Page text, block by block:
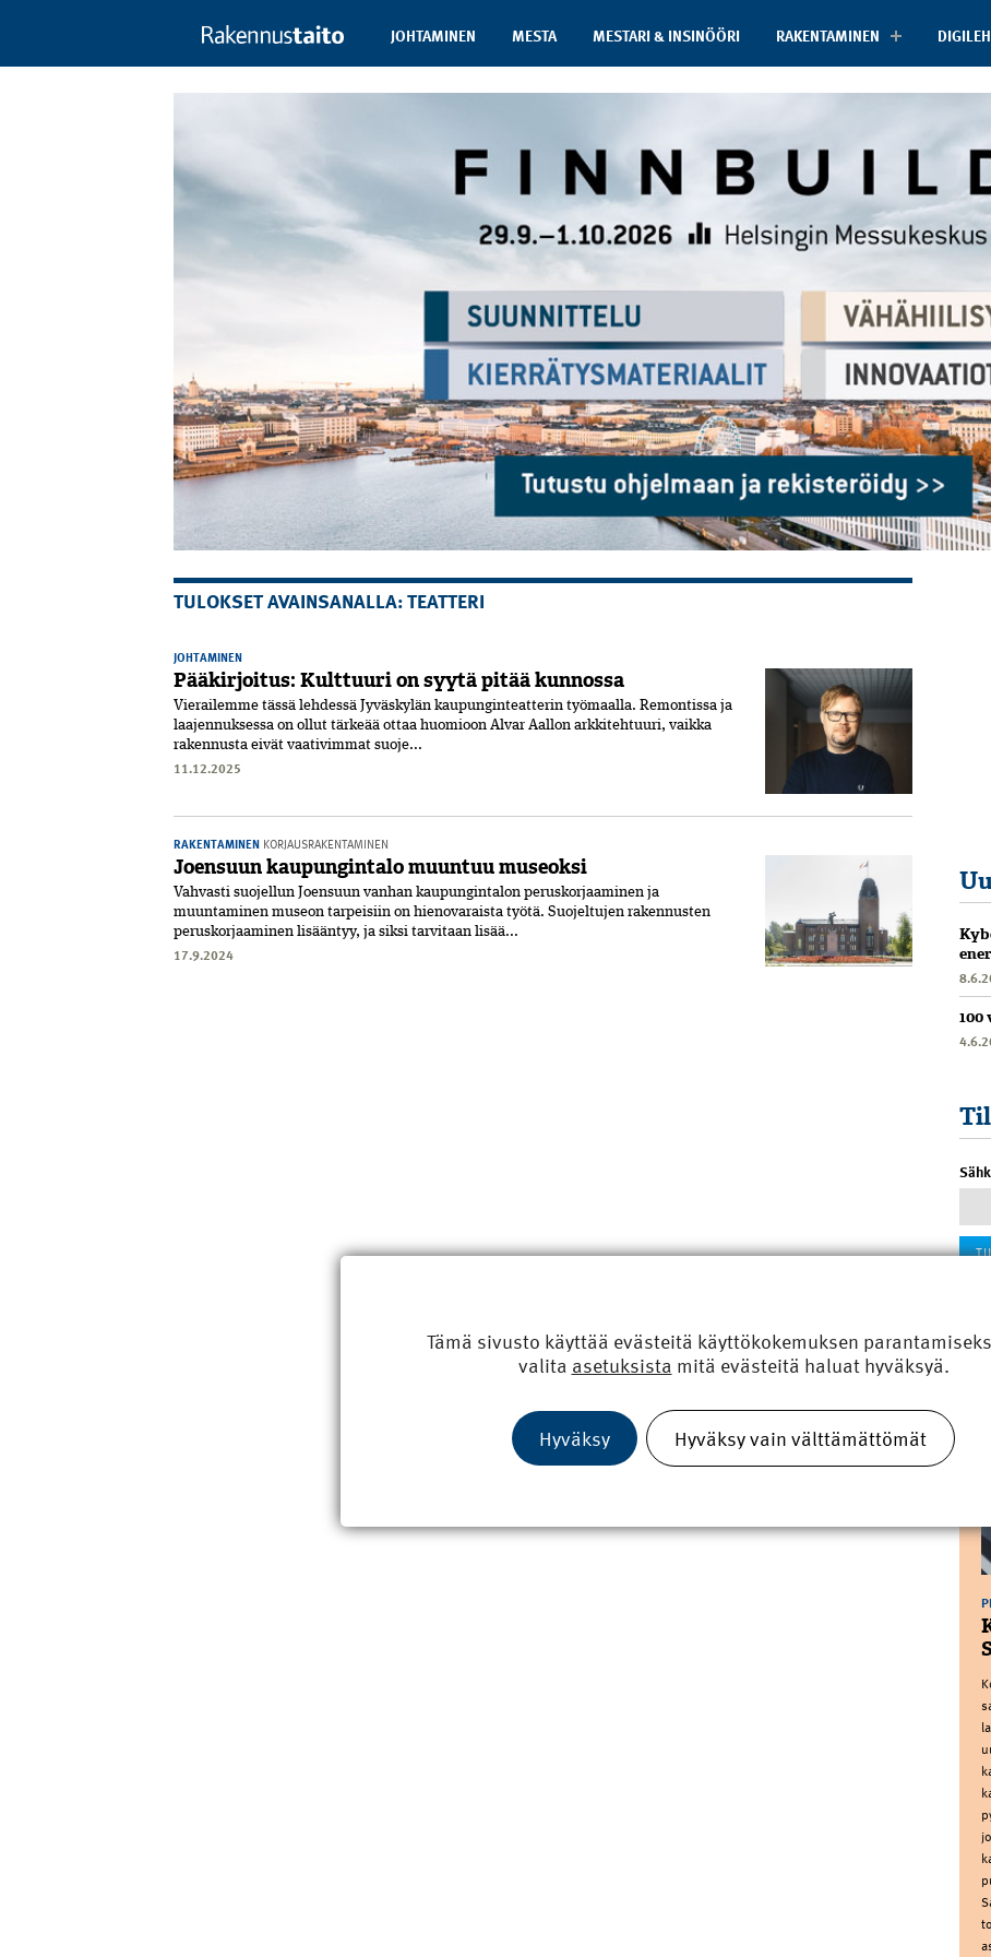
JOHTAMINEN MESTA MESTARI & INSINÖÖRI RAKENTAMINEN
TULOKSET AVAINSANALLA: TEATTERI
JOHTAMINEN
Pääkirjoitus: Kulttuuri on syytä pitää kunnossa
Vierailemme tässä lehdessä Jyväs­kylän kaupunginteatterin työmaalla. Remontissa ja
laajennuksessa on ollut tärkeää ottaa huomioon Alvar Aallon arkki­tehtuuri, vaikka
rakennusta eivät vaativimmat suoje...
11.12.2025
RAKENTAMINEN KORJAUSRAKENTAMINEN
Joensuun kaupungintalo muuntuu museoksi
Vahvasti suojellun Joensuun vanhan kaupungintalon peruskorjaaminen ja
muuntaminen museon tarpeisiin on hienovaraista työtä. Suojeltujen rakennusten
peruskorjaaminen lisääntyy, ja siksi tarvitaan lisää...
17.9.2024
Tämä sivusto käyttää evästeitä käyttökokemuksen
valita asetuksista mitä evästeitä haluat hyväksyä.
Hyväksy Hyväksy vain välttämättömät